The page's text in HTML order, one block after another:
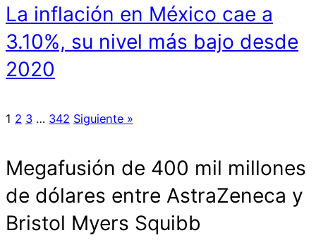
La inflación en México cae a
3.10%, su nivel más bajo desde
2020
1 2 3 … 342 Siguiente »
Megafusión de 400 mil millones
de dólares entre AstraZeneca y
Bristol Myers Squibb